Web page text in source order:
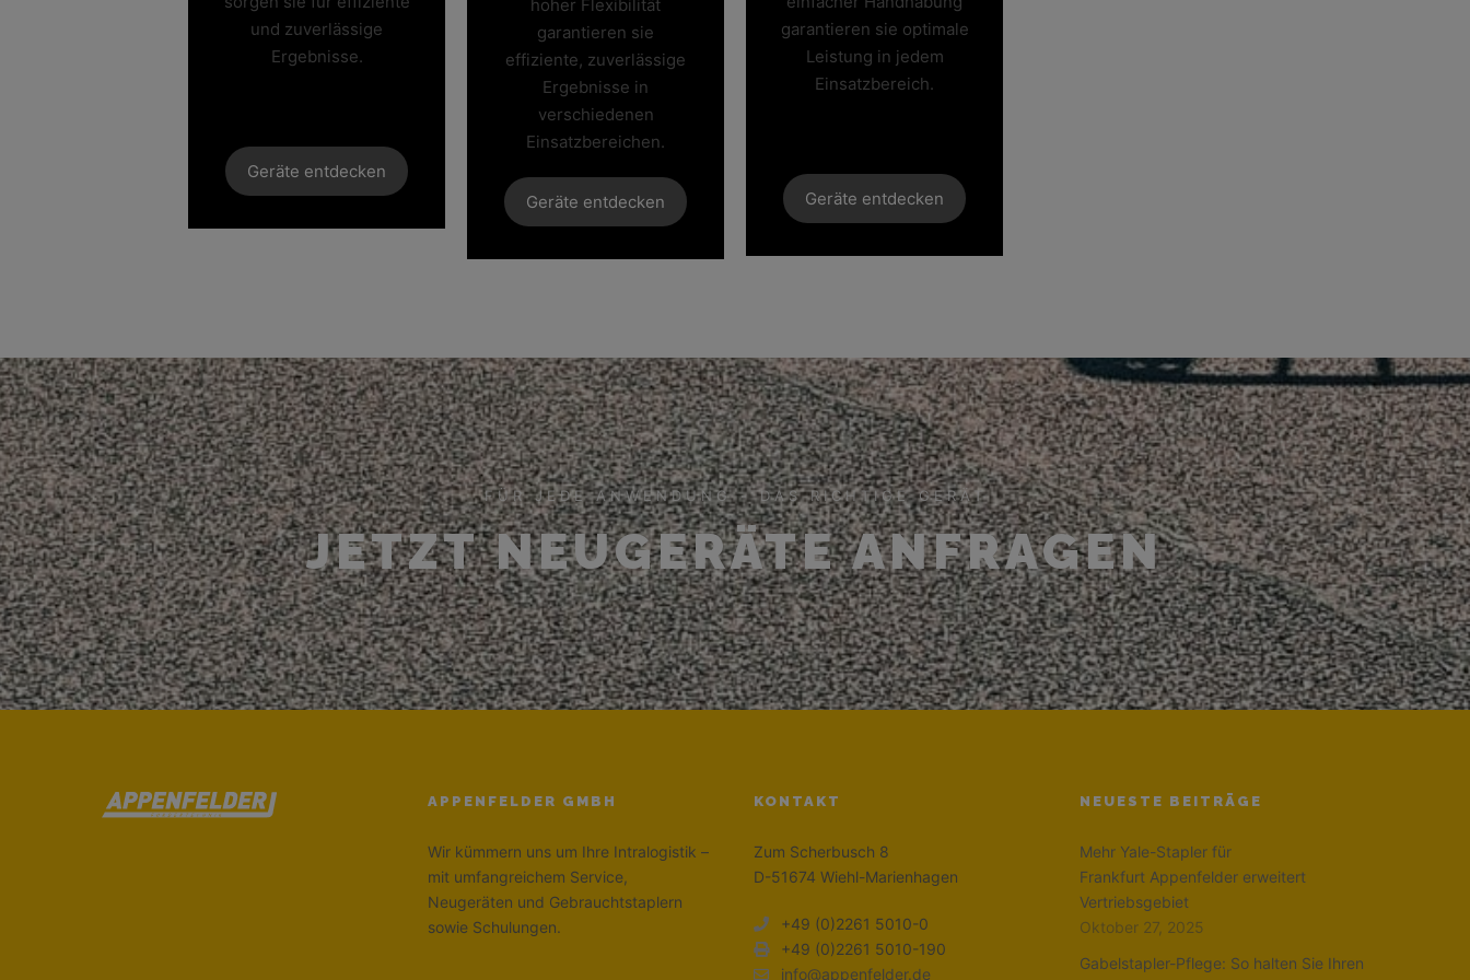
und zuverlässige
Ergebnisse.
Geräte entdecken
hoher Flexibilität
garantieren sie
effiziente, zuverlässige
Ergebnisse in
verschiedenen
Einsatzbereichen.
Geräte entdecken
garantieren sie optimale
Leistung in jedem
Einsatzbereich.
Geräte entdecken
FÜR JEDE ANWENDUNG - DAS RICHTIGE GERÄT
JETZT NEUGERÄTE ANFRAGEN
APPENFELDER GMBH
Wir kümmern uns um Ihre Intralogistik –
mit umfangreichem Service,
Neugeräten und Gebrauchtstaplern
sowie Schulungen.
KONTAKT
Zum Scherbusch 8
D-51674 Wiehl-Marienhagen
+49 (0)2261 5010-0
+49 (0)2261 5010-190
info@appenfelder.de
NEUESTE BEITRÄGE
Mehr Yale-Stapler für
Frankfurt Appenfelder erweitert
Vertriebsgebiet
Oktober 27, 2025
Gabelstapler-Pflege: So halten Sie Ihren